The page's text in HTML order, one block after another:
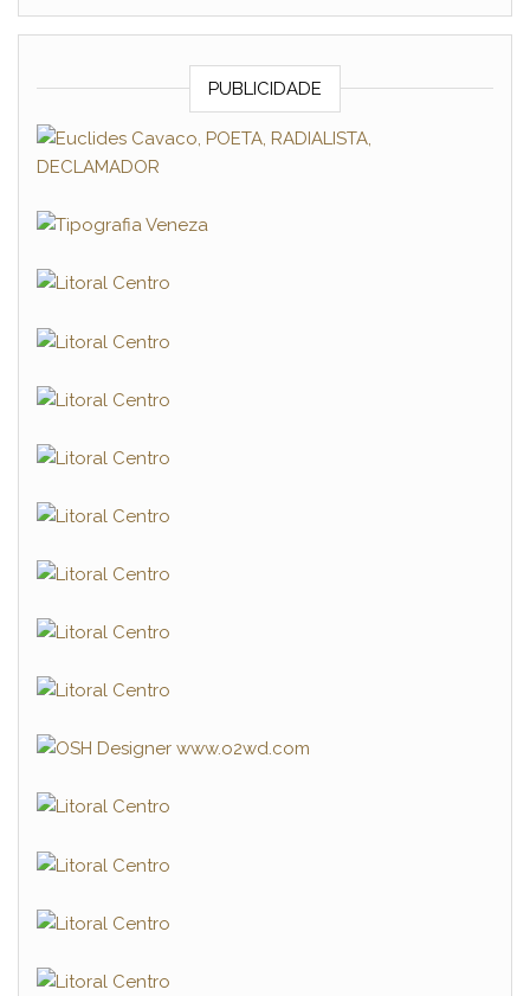
PUBLICIDADE